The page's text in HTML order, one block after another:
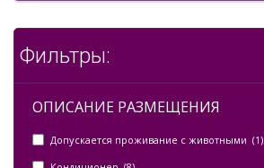
Фильтры:
ОПИСАНИЕ РАЗМЕЩЕНИЯ
Допускается проживание с животными (1)